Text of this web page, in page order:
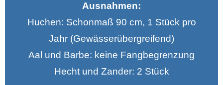
Ausnahmen:
Huchen: Schonmaß 90 cm, 1 Stück pro
Jahr (Gewässerübergreifend)
Aal und Barbe: keine Fangbegrenzung
Hecht und Zander: 2 Stück